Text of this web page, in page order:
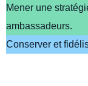
Mener une
ambassadeurs.
Conserver et